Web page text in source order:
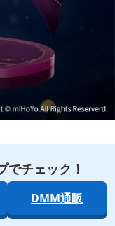
でチェック！
DMM通販